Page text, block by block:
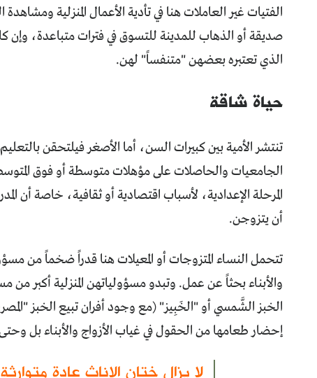
الفتيات غير العاملات هنا في تأدية الأعمال المنزلية
صديقة أو الذهاب للمدينة للتسوق في فترات متباعدة،
الذي تعتبره بعضهن "متنفساً" لهن.
حياة شاقة
تنتشر الأمية بين كبيرات السن، أما الأصغر فيلتحقن
الجامعيات والحاصلات على مؤهلات متوسطة أو فوق
المرحلة الإعدادية، لأسباب اقتصادية أو ثقافية، خاصة أن
أن يتزوجن.
تتحمل النساء المتزوجات أو المعيلات هنا قدراً ضخماً من
والأبناء بحثاً عن عمل. وتبدو مسؤولياتهن المنزلية أكبر من
الخبز الشَّمسي أو "الخَبِيز" (مع وجود أفران تبيع الخبز
إحضار طعامها من الحقول في غياب الأزواج والأبناء بل
لا يزال ختان الإناث عادة